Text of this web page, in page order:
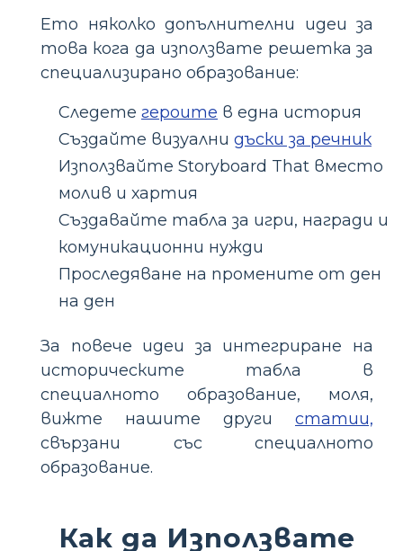
Ето няколко допълнителни идеи за
това кога да използвате решетка за
специализирано образование:
Следете героите в една история
Създайте визуални дъски за речник
Използвайте Storyboard That вместо
молив и хартия
Създавайте табла за игри, награди и
комуникационни нужди
Проследяване на промените от ден
на ден
За повече идеи за интегриране на
историческите табла в
специалното образование, моля,
вижте нашите други статии,
свързани със специалното
образование.
Как да Използвате